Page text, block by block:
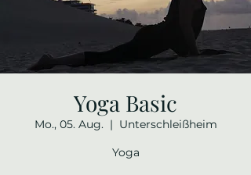
Yoga Basic
Mo., 05. Aug.
  |
Unterschleißheim
Yoga